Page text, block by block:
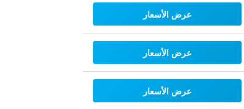
عرض الأسعار
عرض الأسعار
عرض الأسعار